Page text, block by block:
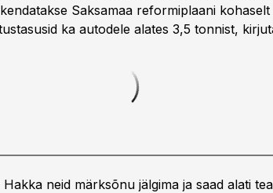
Saksamaa reformiplaani kohaselt
ka autodele alates 3,5 tonnist,
Hakka neid märksõnu jälgima ja saad alati